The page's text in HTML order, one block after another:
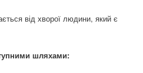
від хворої людини, який є
шляхами: